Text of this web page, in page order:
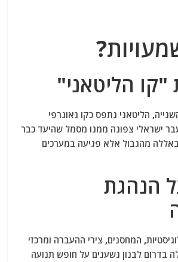
הליטאני נתפס כקו גאוגרפי
ישראלי צפונה ממנו מסמל שהיעד כבר
מהגבול אלא פגיעה במערכים
הנהגת
המחסנים, צירי ההעברה ומרכזי
בדרום לבנון נשענים על חופש תנועה